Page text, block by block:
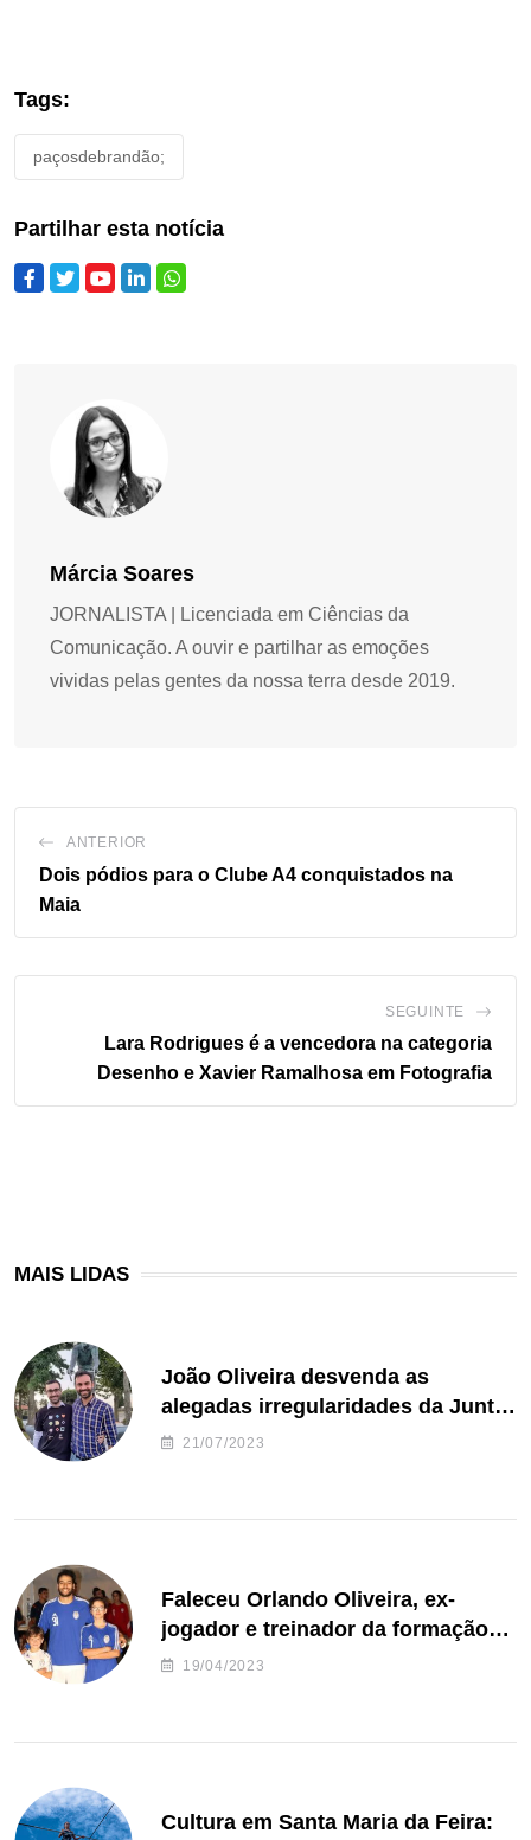
Tags:
paçosdebrandão;
Partilhar esta notícia
Márcia Soares
JORNALISTA | Licenciada em Ciências da
Comunicação. A ouvir e partilhar as emoções
vividas pelas gentes da nossa terra desde 2019.
ANTERIOR
Dois pódios para o Clube A4 conquistados na
Maia
SEGUINTE
Lara Rodrigues é a vencedora na categoria
Desenho e Xavier Ramalhosa em Fotografia
MAIS LIDAS
João Oliveira desvenda as
alegadas irregularidades da Junta
de Freguesia S. João de Ver
21/07/2023
Faleceu Orlando Oliveira, ex-
jogador e treinador da formação
de andebol do Feirense
19/04/2023
Cultura em Santa Maria da Feira: